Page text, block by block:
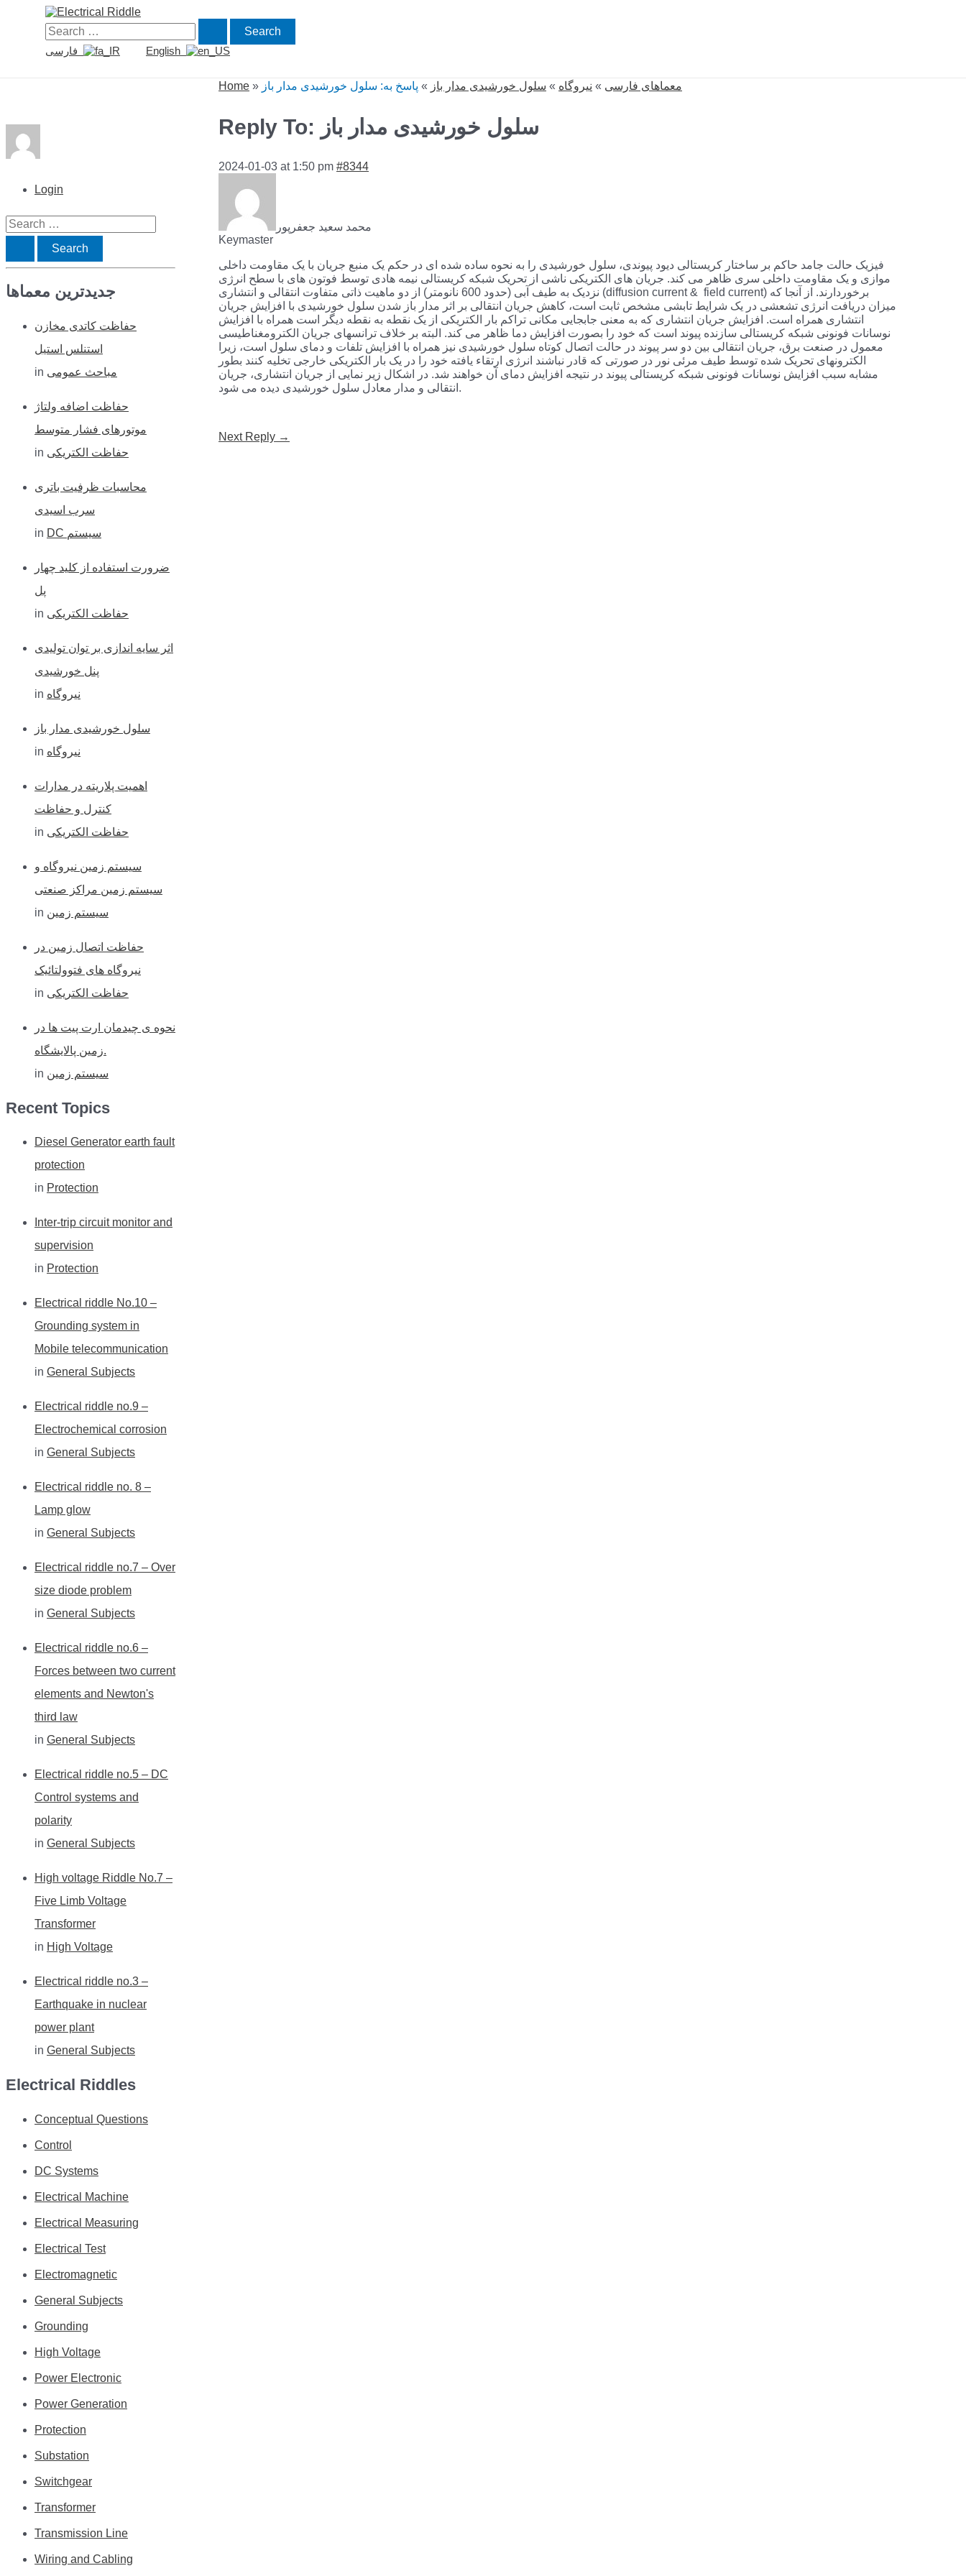
Search
for:
English
Login
S
a
rجدیدترین معماها
حفاظت کاتدی مخازن
استنلس استیل
in مباحث عمومی
حفاظت اضافه ولتاژ
موتورهای فشار متوسط
in حفاظت الکتریکی
محاسبات ظرفیت باتری
سرب اسیدی
in
DC سیستم
ضرورت استفاده از کلید چهار
پل
in حفاظت الکتریکی
اثر سایه اندازی بر توان تولیدی
پنل خورشیدی
in نیروگاه
سلول خورشیدی مدار باز
in نیروگاه
اهمیت پلاریته در مدارات
کنترل و حفاظت
in حفاظت الکتریکی
سیستم زمین نیروگاه و
سیستم زمین مراکز صنعتی
in سیستم زمین
حفاظت اتصال زمین در
نیروگاه های فتوولتائیک
in حفاظت الکتریکی
نحوه ی چیدمان ارت پیت ها در
زمین پالایشگاه.
in سیستم زمین
Recent Topics
Diesel Generator earth fault
protection
in Protection
Inter-trip circuit monitor and
supervision
in Protection
Electrical riddle No.10 –
Grounding system in
Mobile telecommunication
in General Subjects
Electrical riddle no.9 –
Electrochemical corrosion
in General Subjects
Electrical riddle no. 8 –
Lamp glow
in General Subjects
Electrical riddle no.7 – Over
size diode problem
in General Subjects
Electrical riddle no.6 –
Forces between two current
elements and Newton's
third law
in General Subjects
Electrical riddle no.5 – DC
Control systems and
polarity
in General Subjects
High voltage Riddle No.7 –
Five Limb Voltage
Transformer
in High Voltage
Electrical riddle no.3 –
Earthquake in nuclear
power plant
in General Subjects
Electrical Riddles
Conceptual Questions
Control
DC Systems
Electrical Machine
Electrical Measuring
Electrical Test
Electromagnetic
General Subjects
Grounding
High Voltage
Power Electronic
Power Generation
Protection
Substation
Switchgear
Transformer
Transmission Line
Wiring and Cabling
Home » معماهای فارسی » نیروگاه » سلول خورشیدی مدار باز » پاسخ به: سلول خورشیدی مدار باز
Reply To: سلول خورشیدی مدار باز
2024-01-03 at 1:50 pm #8344
محمد سعید جعفرپور
Keymaster
فیزیک حالت جامد حاکم بر ساختار کریستالی دیود پیوندی، سلول خورشیدی را به نحوه ساده شده ای در حکم یک منبع جریان با یک مقاومت داخلی
موازی و یک مقاومت داخلی سری ظاهر می کند. جریان های الکتریکی ناشی از تحریک شبکه کریستالی نیمه هادی توسط فوتون های با سطح انرژی
نزدیک به طیف آبی (حدود 600 نانومتر) از دو ماهیت ذاتی متفاوت انتقالی و انتشاری (diffusion current & field current) برخوردارند. از آنجا که
میزان دریافت انرژی تشعشی در یک شرایط تابشی مشخص ثابت است، کاهش جریان انتقالی بر اثر مدار باز شدن سلول خورشیدی با افزایش جریان
انتشاری همراه است. افزایش جریان انتشاری که به معنی جابجایی مکانی تراکم بار الکتریکی از یک نقطه به نقطه دیگر است همراه با افزایش
نوسانات فونونی شبکه کریستالی سازنده پیوند است که خود را بصورت افزایش دما ظاهر می کند. البته بر خلاف ترانسهای جریان الکترومغناطیسی
معمول در صنعت برق، جریان انتقالی بین دو سر پیوند در حالت اتصال کوتاه سلول خورشیدی نیز همراه با افزایش تلفات و دمای سلول است، زیرا
الکترونهای تحریک شده توسط طیف مرئی نور در صورتی که قادر نباشند انرژی ارتقاء یافته خود را در یک بار الکتریکی خارجی تخلیه کنند بطور
مشابه سبب افزایش نوسانات فونونی شبکه کریستالی پیوند در نتیجه افزایش دمای آن خواهند شد. در اشکال زیر نمایی از جریان انتشاری، جریان
انتقالی و مدار معادل سلول خورشیدی دیده می شود.
Post
Next Reply →